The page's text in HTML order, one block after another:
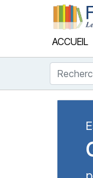
ACCUEIL